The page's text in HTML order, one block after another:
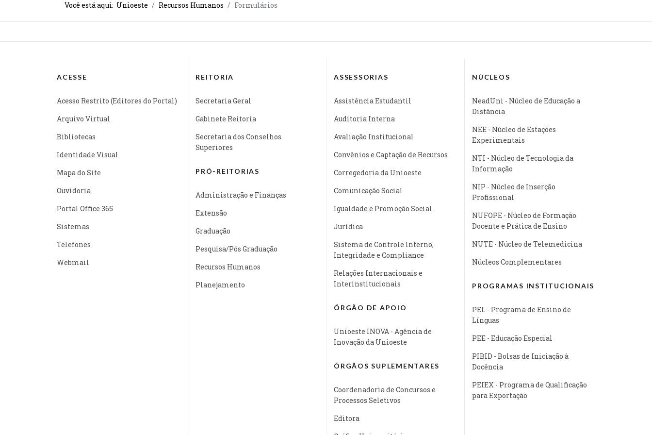
Você está aqui: Unioeste Recursos Humanos Formulários
ACESSE
Acesso Restrito (Editores do Portal)
Arquivo Virtual
Bibliotecas
Identidade Visual
Mapa do Site
Ouvidoria
Portal Office 365
Sistemas
Telefones
Webmail
REITORIA
Secretaria Geral
Gabinete Reitoria
Secretaria dos Conselhos
Superiores
PRÓ-REITORIAS
Administração e Finanças
Extensão
Graduação
Pesquisa/Pós Graduação
Recursos Humanos
Planejamento
ASSESSORIAS
Assistência Estudantil
Auditoria Interna
Avaliação Institucional
Convênios e Captação de Recursos
Corregedoria da Unioeste
Comunicação Social
Igualdade e Promoção Social
Jurídica
Sistema de Controle Interno,
Integridade e Compliance
Relações Internacionais e
Interinstitucionais
ÓRGÃO DE APOIO
Unioeste INOVA - Agência de
Inovação da Unioeste
ÓRGÃOS SUPLEMENTARES
Coordenadoria de Concursos e
Processos Seletivos
Editora
NÚCLEOS
NeadUni - Núcleo de Educação a
Distância
NEE - Núcleo de Estações
Experimentais
NTI - Núcleo de Tecnologia da
Informação
NIP - Núcleo de Inserção
Profissional
NUFOPE - Núcleo de Formação
Docente e Prática de Ensino
NUTE - Núcleo de Telemedicina
Núcleos Complementares
PROGRAMAS INSTITUCIONAIS
PEL - Programa de Ensino de
Línguas
PEE - Educação Especial
PIBID - Bolsas de Iniciação à
Docência
PEIEX - Programa de Qualificação
para Exportação